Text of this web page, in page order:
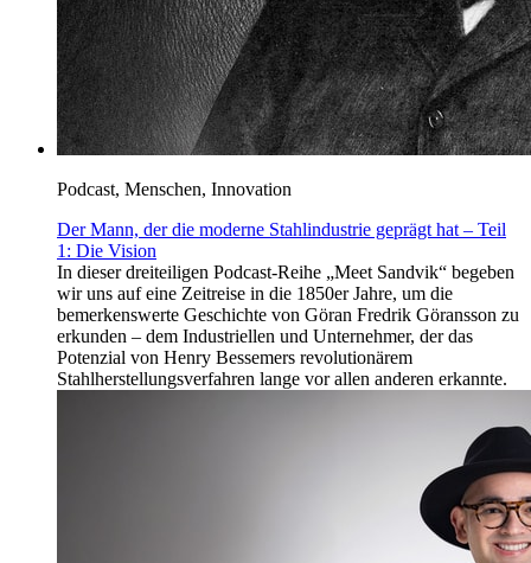
Podcast, Menschen, Innovation
Der Mann, der die moderne Stahlindustrie geprägt hat – Teil
1: Die Vision
In dieser dreiteiligen Podcast-Reihe „Meet Sandvik“ begeben
wir uns auf eine Zeitreise in die 1850er Jahre, um die
bemerkenswerte Geschichte von Göran Fredrik Göransson zu
erkunden – dem Industriellen und Unternehmer, der das
Potenzial von Henry Bessemers revolutionärem
Stahlherstellungsverfahren lange vor allen anderen erkannte.